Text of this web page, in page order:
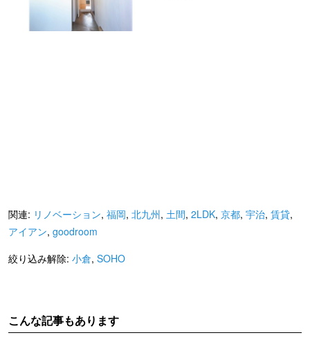
関連: リノベーション, 福岡, 北九州, 土間, 2LDK, 京都, 宇治, 賃貸,
アイアン, goodroom
絞り込み解除: 小倉, SOHO
こんな記事もあります